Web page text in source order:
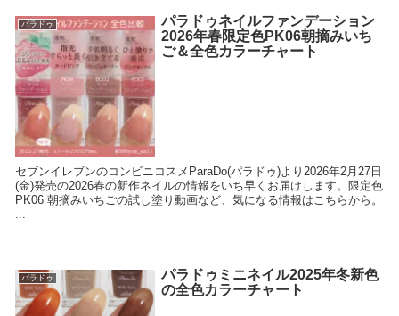
パラドゥ
パラドゥネイルファンデーション
2026年春限定色PK06朝摘みいち
ご＆全色カラーチャート
セブンイレブンのコンビニコスメParaDo(パラドゥ)より2026年2月27日
(金)発売の2026春の新作ネイルの情報をいち早くお届けします。限定色
PK06 朝摘みいちごの試し塗り動画など、気になる情報はこちらから。
パラドゥ
パラドゥミニネイル2025年冬新色
の全色カラーチャート